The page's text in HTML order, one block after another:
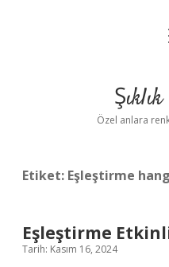
Özel anlara
Etiket: Eşleştirme
Eşleştirme
Tarih: Kasım 16, 2024